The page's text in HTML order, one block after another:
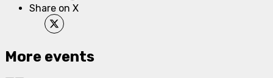
Share on X
More events